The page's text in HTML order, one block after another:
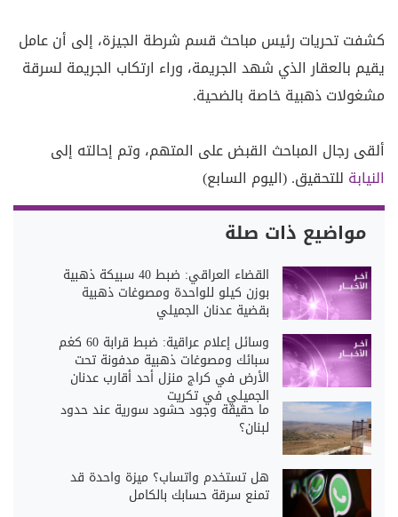
كشفت تحريات رئيس مباحث قسم شرطة الجيزة، إلى أن عامل
يقيم بالعقار الذي شهد الجريمة، وراء ارتكاب الجريمة لسرقة
مشغولات ذهبية خاصة بالضحية.
ألقى رجال المباحث القبض على المتهم، وتم إحالته إلى
النيابة للتحقيق. (اليوم السابع)
مواضيع ذات صلة
القضاء العراقي: ضبط 40 سبيكة ذهبية
بوزن كيلو للواحدة ومصوغات ذهبية
بقضية عدنان الجميلي
وسائل إعلام عراقية: ضبط قرابة 60 كغم
سبائك ومصوغات ذهبية مدفونة تحت
الأرض في كراج منزل أحد أقارب عدنان
الجميلي في تكريت
ما حقيقة وجود حشود سورية عند حدود
لبنان؟
هل تستخدم واتساب؟ ميزة واحدة قد
تمنع سرقة حسابك بالكامل